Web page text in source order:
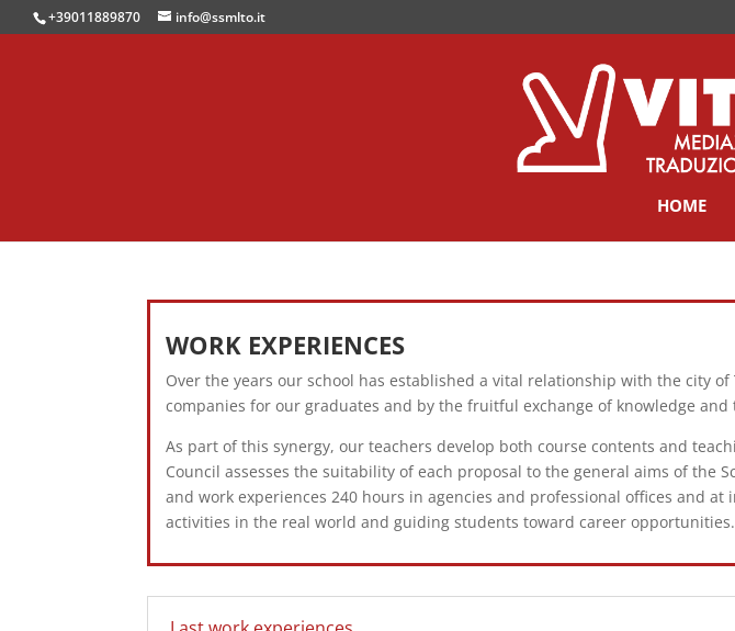
+39011889870 info@ssmlto.it
HOME
WORK EXPERIENCES
Over the years our school has established a vital relationship with the city
companies for our graduates and by the fruitful exchange of knowledge
As part of this synergy, our teachers develop both course contents and
Council assesses the suitability of each proposal to the general aims of
and work experiences 240 hours in agencies and professional offices and
activities in the real world and guiding students toward career opportunities.